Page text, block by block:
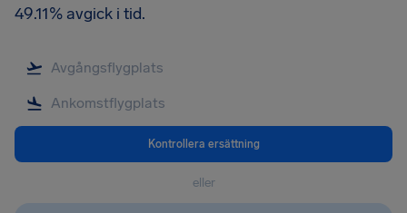
49.11% avgick i tid.
Kontrollera ersättning
eller